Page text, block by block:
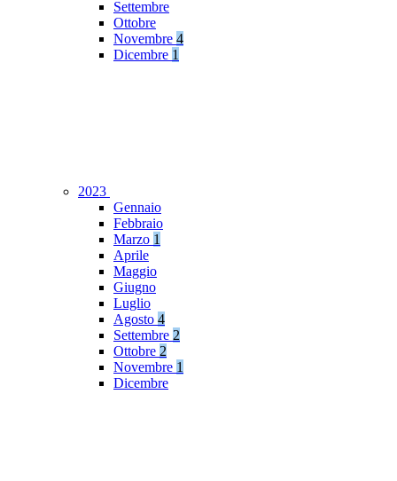
Settembre
Ottobre
Novembre 4
Dicembre 1
2023
Gennaio
Febbraio
Marzo 1
Aprile
Maggio
Giugno
Luglio
Agosto 4
Settembre 2
Ottobre 2
Novembre 1
Dicembre